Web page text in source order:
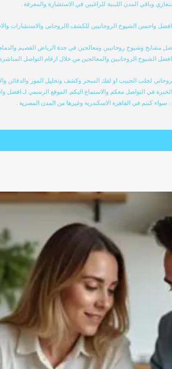
وباقي المدن الليبية للراغبين في الاستشارة والمعرفة .
واحسن الشيوخ الروحانيين للكشف االروحاني والاستشارات
وشيوخ روحانيين ومعالجين في جدة الرياض القصيم
الشيوخ الروحانيين والمعالجين من خلال ارقام التواصل
لجلب الحبيب او لفك السحر وكشف وتحليل الموز والدفائن
في التواصل معكم والاستماع اليكم. الموقع الرسمي لـ
سواء كنتم في القاهرة الاسكندرية وغيرها من المدن المصرية .